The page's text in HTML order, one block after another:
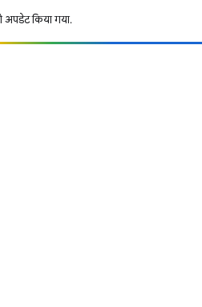
किया गया.